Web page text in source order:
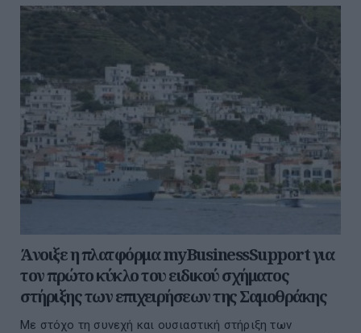
Άνοιξε η πλατφόρμα myBusinessSupport για
τον πρώτο κύκλο του ειδικού σχήματος
στήριξης των επιχειρήσεων της Σαμοθράκης
Με στόχο τη συνεχή και ουσιαστική στήριξη των